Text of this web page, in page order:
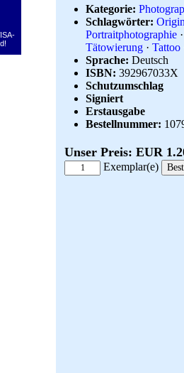
Kategorie:
Schlagwörter:
Portraitphotographie ·
Tätowierung · Tattoo
Sprache: Deutsch
ISBN: 392967033X
Schutzumschlag
Signiert
Erstausgabe
Bestellnummer:
Unser Preis: EUR
Exemplar(e)